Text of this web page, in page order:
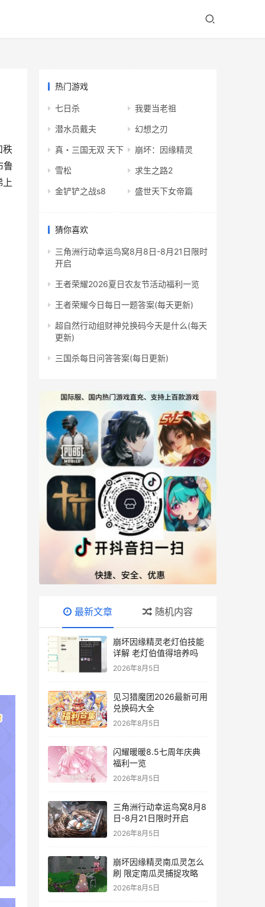
秩
鲁
上
热门游戏
七日杀 我要当老祖
潜水员戴夫 幻想之刃
真・三国无双 天下 崩坏：因缘精灵
雪松 求生之路2
金铲铲之战s8 盛世天下女帝篇
猜你喜欢
三角洲行动幸运鸟窝8月8日-8月21日限时
开启
王者荣耀2026夏日农友节活动福利一览
王者荣耀今日每日一题答案(每天更新)
超自然行动组财神兑换码今天是什么(每天
更新)
三国杀每日问答答案(每日更新)
最新文章 随机内容
崩坏因缘精灵老灯伯技能
详解 老灯伯值得培养吗
2026年8月5日
见习猎魔团2026最新可用
兑换码大全
2026年8月5日
闪耀暖暖8.5七周年庆典
福利一览
2026年8月5日
三角洲行动幸运鸟窝8月8
日-8月21日限时开启
2026年8月5日
崩坏因缘精灵南瓜灵怎么
刷 限定南瓜灵捕捉攻略
2026年8月5日